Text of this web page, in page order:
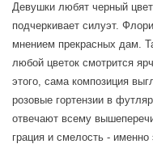
Девушки любят черный
подчеркивает силуэт.
мнением прекрасных дам.
любой цветок смотрится
этого, сама композиция
розовые гортензии в
отвечают всему
грация и смелость -